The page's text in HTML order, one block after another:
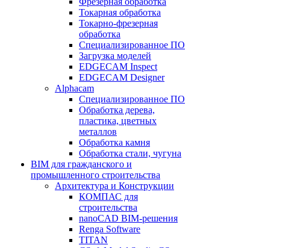
Токарная обработка
Токарно-фрезерная
обработка
Специализированное ПО
Загрузка моделей
EDGECAM Inspect
EDGECAM Designer
Alphacam
Специализированное ПО
Обработка дерева,
пластика, цветных
металлов
Обработка камня
Обработка стали, чугуна
BIM для гражданского и
промышленного строительства
Архитектура и Конструкции
КОМПАС для
строительства
nanoCAD BIM-решения
Renga Software
TITAN